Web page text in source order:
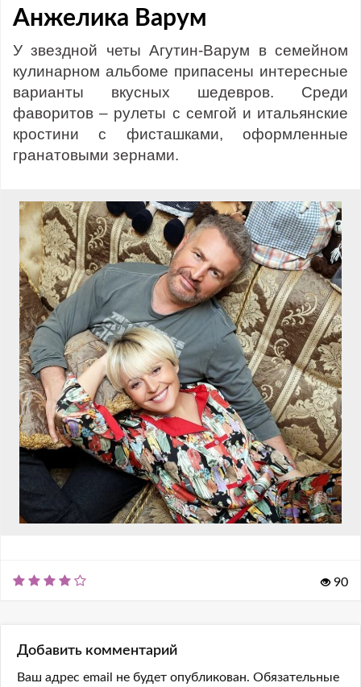
Анжелика Варум
У звездной четы Агутин-Варум в семейном
кулинарном альбоме припасены интересные
варианты вкусных шедевров. Среди
фаворитов – рулеты с семгой и итальянские
кростини с фисташками, оформленные
гранатовыми зернами.
90
Добавить комментарий
Ваш адрес email не будет опубликован. Обязательные